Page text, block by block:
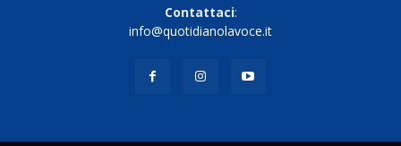
Contattaci:
info@quotidianolavoce.it